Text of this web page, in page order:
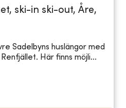
ski-in ski-out, Åre,
Sadelbyns huslängor med
Här finns möjli...